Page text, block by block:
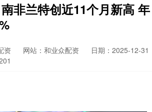
非兰特创近11个月新高 年
资 网站：和业众配资
日期：2025-12-31